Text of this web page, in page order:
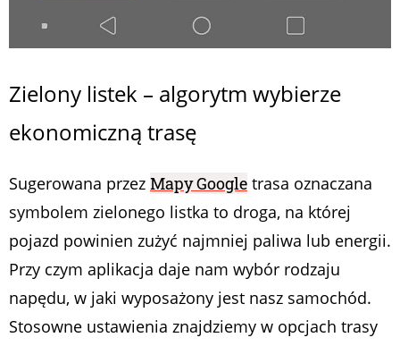
Zielony listek – algorytm wybierze
ekonomiczną trasę
Sugerowana przez Mapy Google trasa oznaczana
symbolem zielonego listka to droga, na której
pojazd powinien zużyć najmniej paliwa lub energii.
Przy czym aplikacja daje nam wybór rodzaju
napędu, w jaki wyposażony jest nasz samochód.
Stosowne ustawienia znajdziemy w opcjach trasy